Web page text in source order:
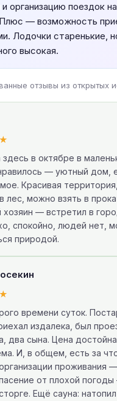
организацию поездок
— возможность
Лодочки старенькие,
высокая.
отзывы из открытых
в октябре в
— уютный дом,
Красивая
лес, можно взять в
— встретил в
спокойно, людей нет,
природой.
времени суток.
издалека, был
два сына. Цена
И, в общем, есть за
проживания
от плохой погоды
Ещё сауна: